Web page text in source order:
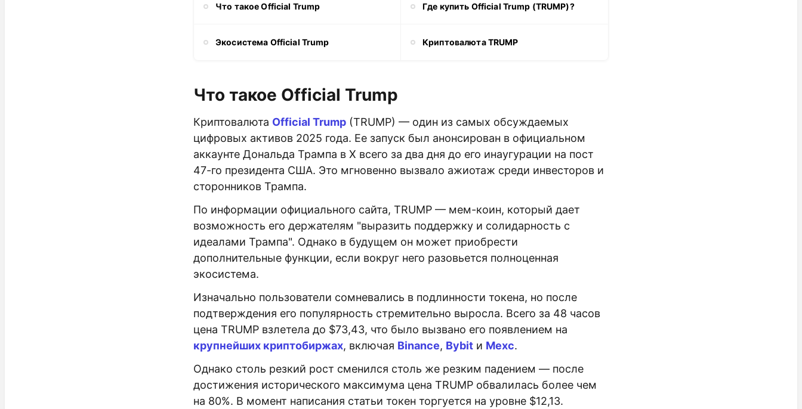
Что такое Official Trump Где купить Official Trump (TRUMP)?
Экосистема Official Trump Криптовалюта TRUMP
Что такое Official Trump
Криптовалюта Official Trump (TRUMP) — один из самых обсуждаемых
цифровых активов 2025 года. Ее запуск был анонсирован в официальном
аккаунте Дональда Трампа в X всего за два дня до его инаугурации на пост
47-го президента США. Это мгновенно вызвало ажиотаж среди инвесторов и
сторонников Трампа.
По информации официального сайта, TRUMP — мем-коин, который дает
возможность его держателям "выразить поддержку и солидарность с
идеалами Трампа". Однако в будущем он может приобрести
дополнительные функции, если вокруг него разовьется полноценная
экосистема.
Изначально пользователи сомневались в подлинности токена, но после
подтверждения его популярность стремительно выросла. Всего за 48 часов
цена TRUMP взлетела до $73,43, что было вызвано его появлением на
крупнейших криптобиржах, включая Binance, Bybit и Mexc.
Однако столь резкий рост сменился столь же резким падением — после
достижения исторического максимума цена TRUMP обвалилась более чем
на 80%. В момент написания статьи токен торгуется на уровне $12,13.